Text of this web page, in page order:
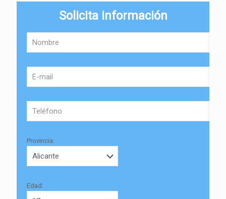
Solicita información
Provincia:
Edad: